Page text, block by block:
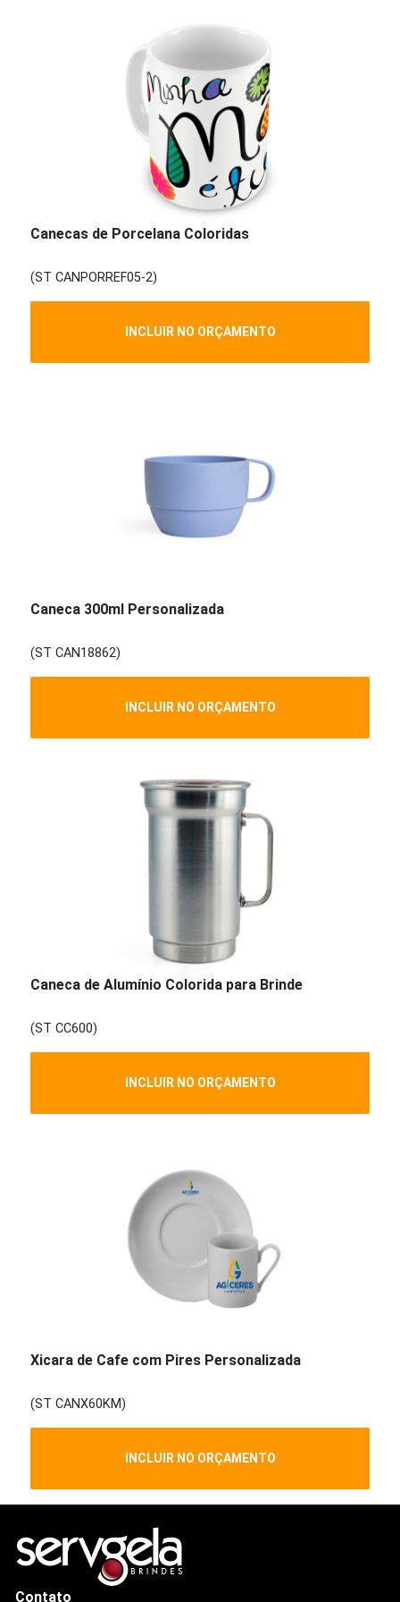
Canecas de Porcelana Coloridas
(ST CANPORREF05-2)
INCLUIR NO ORÇAMENTO
Caneca 300ml Personalizada
(ST CAN18862)
INCLUIR NO ORÇAMENTO
Caneca de Alumínio Colorida para Brinde
(ST CC600)
INCLUIR NO ORÇAMENTO
Xicara de Cafe com Pires Personalizada
(ST CANX60KM)
INCLUIR NO ORÇAMENTO
Contato